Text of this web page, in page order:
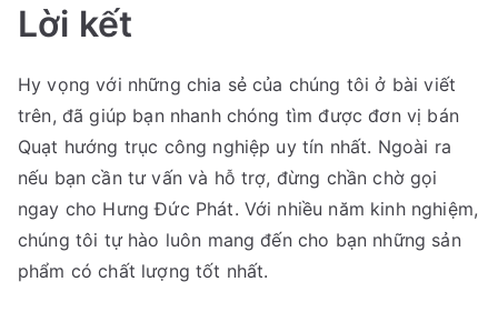
Lời kết
Hy vọng với những chia sẻ của chúng tôi ở bài viết
trên, đã giúp bạn nhanh chóng tìm được đơn vị bán
Quạt hướng trục công nghiệp uy tín nhất. Ngoài ra
nếu bạn cần tư vấn và hỗ trợ, đừng chần chờ gọi
ngay cho Hưng Đức Phát. Với nhiều năm kinh nghiệm,
chúng tôi tự hào luôn mang đến cho bạn những sản
phẩm có chất lượng tốt nhất.